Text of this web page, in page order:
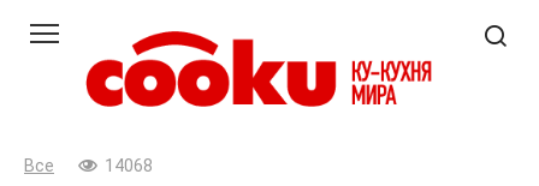
контенту
Все 14068